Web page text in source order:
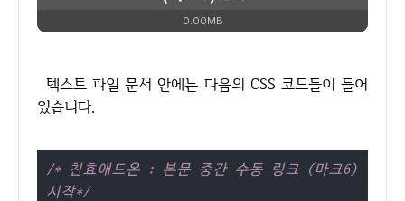
0.00MB
텍스트 파일 문서 안에는 다음의 CSS 코드들이 들어
있습니다.
/* 친효애드온 : 본문 중간 수동 링크 (마크6)
시작*/